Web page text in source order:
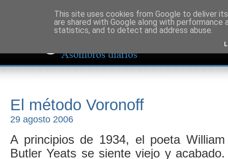
El método Voronoff
29 agosto 2006
A principios de 1934, el poeta William
Butler Yeats se siente viejo y acabado.
This site uses cookies from Google to deliver
are shared with Google along with
statistics, and to detect and address abuse.